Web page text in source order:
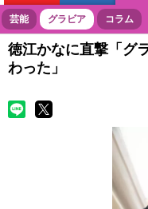
ボートレース 競輪 オー
芸能 グラビア コラム
徳江かなに直撃「グ
わった」